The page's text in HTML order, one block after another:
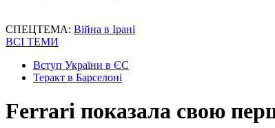
СПЕЦТЕМА: Війна в Ірані
ВСІ ТЕМИ
Вступ України в ЄС
Теракт в Барселоні
Ferrari показала свою